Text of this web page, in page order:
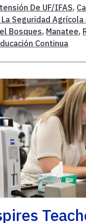
De UF/IFAS,
La Seguridad
Bosques, Manatee,
Continua